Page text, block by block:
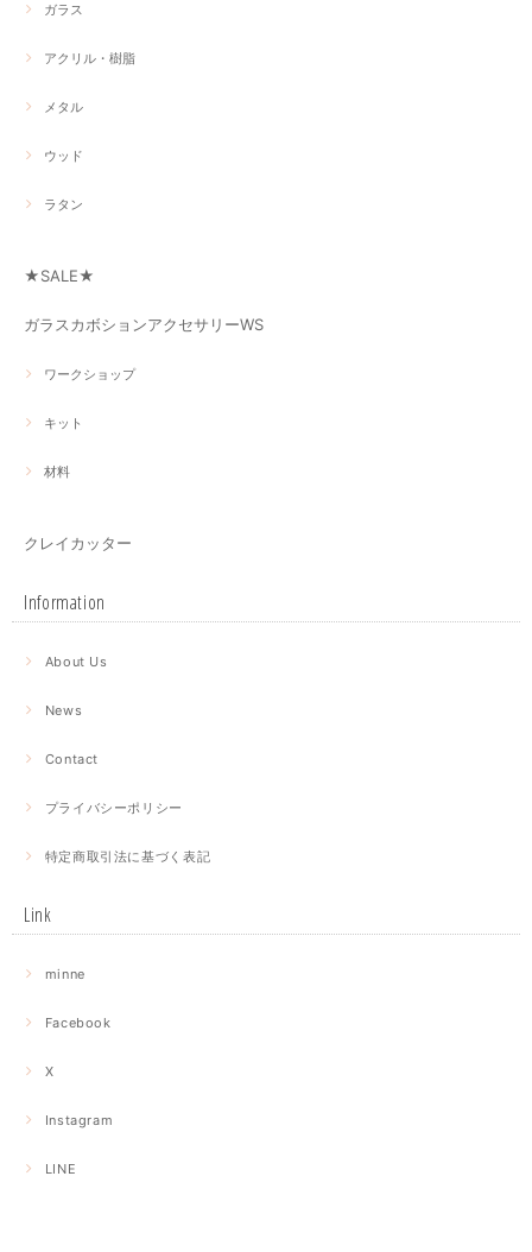
ガラス
アクリル・樹脂
メタル
ウッド
ラタン
★SALE★
ガラスカボションアクセサリーWS
ワークショップ
キット
材料
クレイカッター
Information
About Us
News
Contact
プライバシーポリシー
特定商取引法に基づく表記
Link
minne
Facebook
X
Instagram
LINE